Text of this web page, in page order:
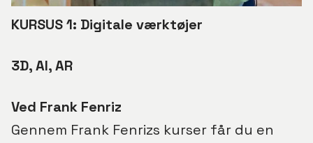
KURSUS 1: Digitale værktøjer
3D, AI, AR
Ved Frank Fenriz
Gennem Frank Fenrizs kurser får du en